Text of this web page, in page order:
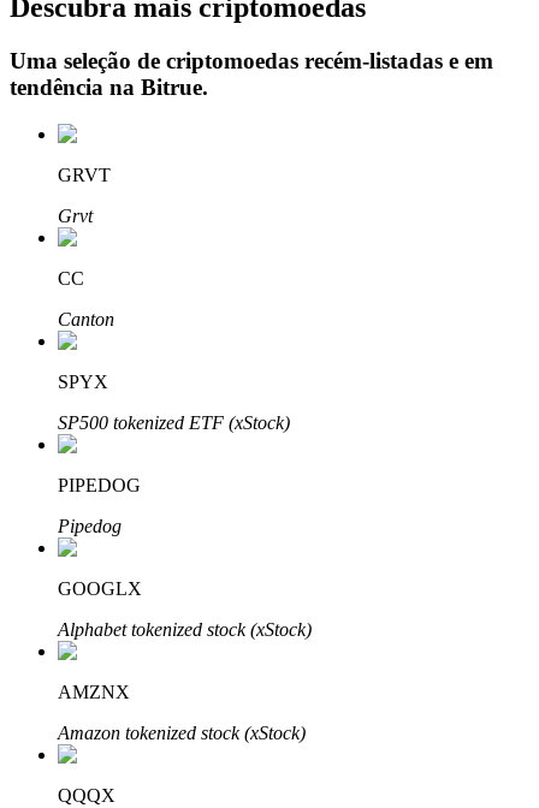
Aprenda como ganhar renda passiva
Bitrue
AI
Parceiros Bitrue
Descubra mais criptomoedas
Uma seleção de criptomoedas recém-listadas e em
tendência na Bitrue.
GRVT
Grvt
CC
Canton
SPYX
SP500 tokenized ETF (xStock)
PIPEDOG
Pipedog
GOOGLX
Alphabet tokenized stock (xStock)
AMZNX
Amazon tokenized stock (xStock)
QQQX